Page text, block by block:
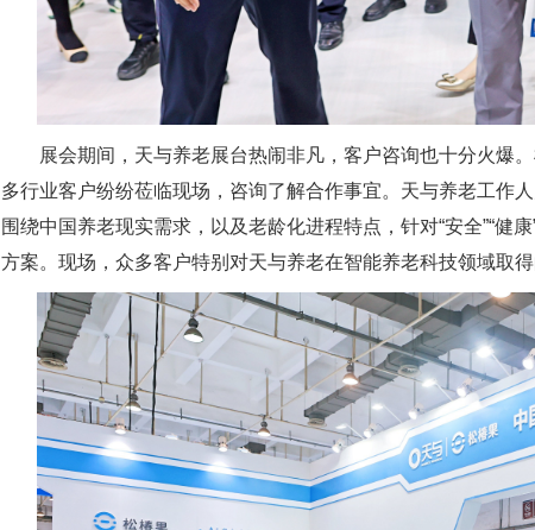
展会期间，天与养老展台热闹非凡，客户咨询也十分火爆
多行业客户纷纷莅临现场，咨询了解合作事宜。天与养老工作
围绕中国养老现实需求，以及老龄化进程特点，针对“安全”“健
方案。现场，众多客户特别对天与养老在智能养老科技领域取